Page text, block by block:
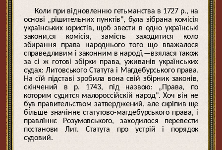
Коли при відновленню гетьманства в 1727 р., на
основі „рішительних пунктів", була зібрана комісія
українських юристів, щоб звести в одно українські
закони,ся комісія, замість заходитися коло
збирання права народнього того що вважалося
справедливим і законним в народї,—взялася також
за сі ж готові збірки права, уживанів українських
судах: Литовського Статута і Магдебурського права.
На сїй підставі зробила вона свій збірник законів,
скінчений в р. 1743, під назвою: „Права, по
которим судится малороссійскій народ". Хоч він не
був правительством затверджений, але скріпив ще
більше значіннє статутово-магдебурського права, і
правлїннє Розумовського, заходилося перевести
постанови Лит. Статута про устрій і порядок
судовий.